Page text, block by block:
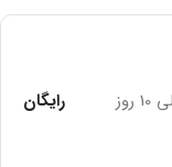
رایگان